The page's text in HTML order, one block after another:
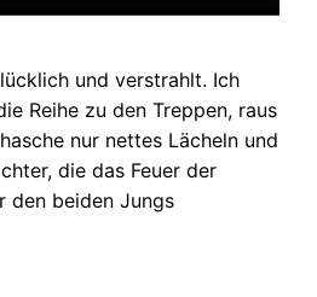
und verstrahlt. Ich
Reihe zu den Treppen, raus
nur nettes Lächeln und
die das Feuer der
den beiden Jungs